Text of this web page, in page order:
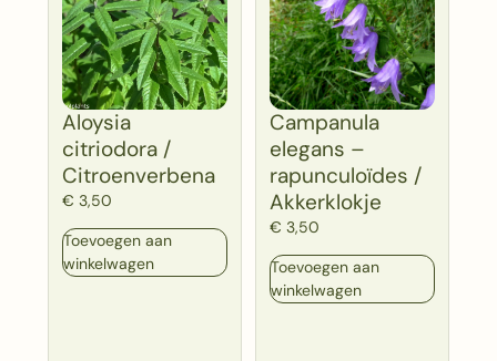
Aloysia
citriodora /
Citroenverbena
€ 3,50
Toevoegen aan
winkelwagen
Campanula
elegans –
rapunculoïdes /
Akkerklokje
€ 3,50
Toevoegen aan
winkelwagen